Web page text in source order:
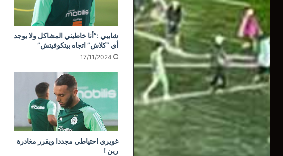
شايبي :”أنا خاطيني المشاكل ولا يوجد
أي “كلاش” اتجاه بيتكوفيتش”
17/11/2024
غويري احتياطي مجددا ويقرر مغادرة
رين !